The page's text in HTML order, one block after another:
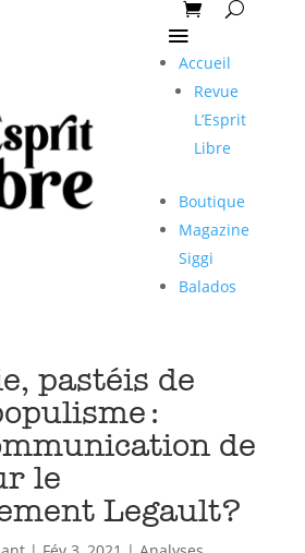
Accueil
Revue
L’Esprit
Libre
Boutique
Magazine
Siggi
Balados
pastéis de
:
de
le
Legault?